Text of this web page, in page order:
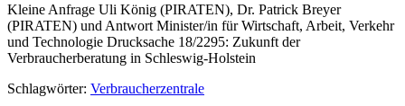
Kleine Anfrage Uli König (PIRATEN), Dr. Patrick Breyer
(PIRATEN) und Antwort Minister/in für Wirtschaft, Arbeit, Verkehr
und Technologie Drucksache 18/2295: Zukunft der
Verbraucherberatung in Schleswig-Holstein
Schlagwörter: Verbraucherzentrale